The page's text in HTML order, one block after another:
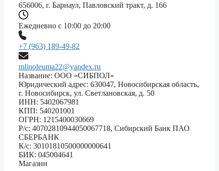
656006, г. Барнаул, Павловский тракт, д. 166
Ежедневно с 10:00 до 20:00
+7 (963) 189-49-82
mlinoleuma22@yandex.ru
Название: ООО «СИБПОЛ»
Юридический адрес: 630047, Новосибирская область,
г. Новосибирск, ул. Светлановская, д. 50
ИНН: 5402067981
КПП: 540201001
ОГРН: 1215400030669
Р/с: 40702810944050067718, Сибирский Банк ПАО
СБЕРБАНК
К/с: 30101810500000000641
БИК: 045004641
Магазин